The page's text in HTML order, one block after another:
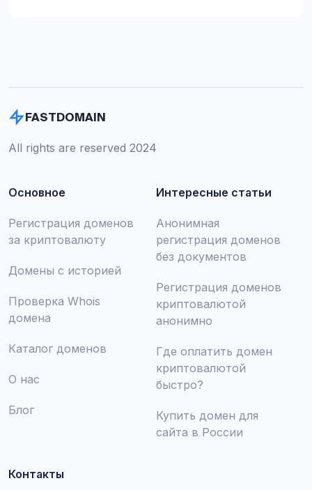
FASTDOMAIN
All rights are reserved 2024
Основное
Регистрация доменов
за криптовалюту
Домены с историей
Проверка Whois
домена
Каталог доменов
О нас
Блог
Интересные статьи
Анонимная
регистрация доменов
без документов
Регистрация доменов
криптовалютой
анонимно
Где оплатить домен
криптовалютой
быстро?
Купить домен для
сайта в России
Контакты